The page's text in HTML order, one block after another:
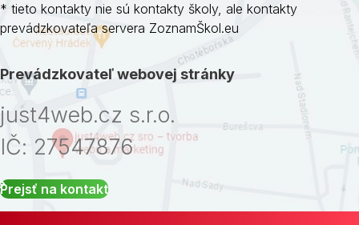
* tieto kontakty nie sú kontakty školy, ale kontakty
prevádzkovateľa servera ZoznamŠkol.eu
Prevádzkovateľ webovej stránky
just4web.cz s.r.o.
IČ: 27547876
Prejsť na kontakt